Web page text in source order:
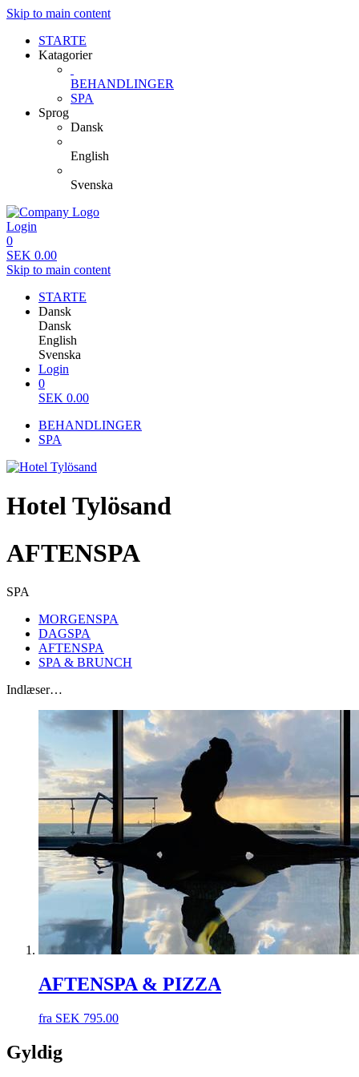
Skip to main content
STARTE
Katagorier
BEHANDLINGER
SPA
Sprog
Dansk
English
Svenska
Login
0
SEK 0.00
Skip to main content
STARTE
Dansk
Dansk
English
Svenska
Login
0
SEK 0.00
BEHANDLINGER
SPA
Hotel Tylösand
AFTENSPA
SPA
MORGENSPA
DAGSPA
AFTENSPA
SPA & BRUNCH
Indlæser…
AFTENSPA & PIZZA
fra SEK 795.00
Gyldig